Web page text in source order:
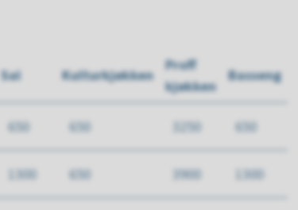
Sal Kulturkjøkken
Proff
kjøkken
Basseng
650 650 3250 650
1300 650 3900 1300